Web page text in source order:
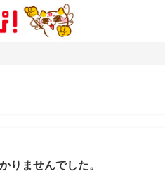
りませんでした。